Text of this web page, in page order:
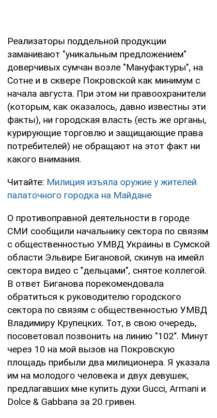
Реализаторы поддельной продукции
заманивают "уникальным предложением"
доверчивых сумчан возле "Мануфактуры", на
Сотне и в сквере Покровской как минимум с
начала августа. При этом ни правоохранители
(которым, как оказалось, давно известны эти
факты), ни городская власть (есть же органы,
курирующие торговлю и защищающие права
потребителей) не обращают на этот факт ни
какого внимания.
Читайте: Милиция изъяла оружие у жителей
палаточного городка на Майдане
О противоправной деятельности в городе
СМИ сообщили начальнику сектора по связям
с общественностью УМВД Украины в Сумской
области Эльвире Бигановой, скинув на имейл
сектора видео с "дельцами", снятое коллегой.
В ответ Биганова порекомендовала
обратиться к руководителю городского
сектора по связям с общественностью УМВД
Владимиру Крупецких. Тот, в свою очередь,
посоветовал позвонить на линию "102". Минут
через 10 на мой вызов на Покровскую
площадь прибыли два милиционера. Я указала
им на молодого человека и двух девушек,
предлагавших мне купить духи Gucci, Armani и
Dolce & Gabbana за 20 гривен.